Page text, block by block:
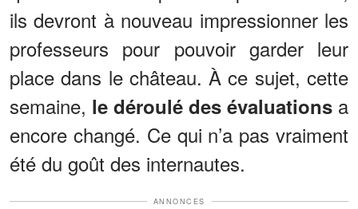
ils devront à nouveau impressionner les
professeurs pour pouvoir garder leur
place dans le château. À ce sujet, cette
semaine, le déroulé des évaluations a
encore changé. Ce qui n’a pas vraiment
été du goût des internautes.
ANNONCES